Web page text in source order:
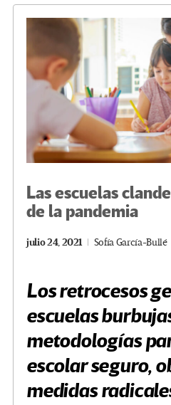
o
k
m
Las escuelas
de la pandemia
julio 24, 2021 Sofía García-Bullé
Los retrocesos
escuelas
metodologías
escolar seguro,
medidas